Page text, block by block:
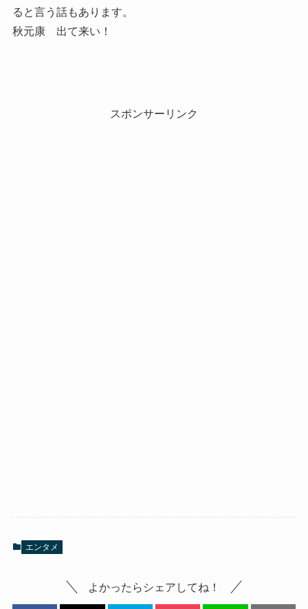
ると言う話もあります。
秋元康 出て来い！
スポンサーリンク
エンタメ
よかったらシェアしてね！